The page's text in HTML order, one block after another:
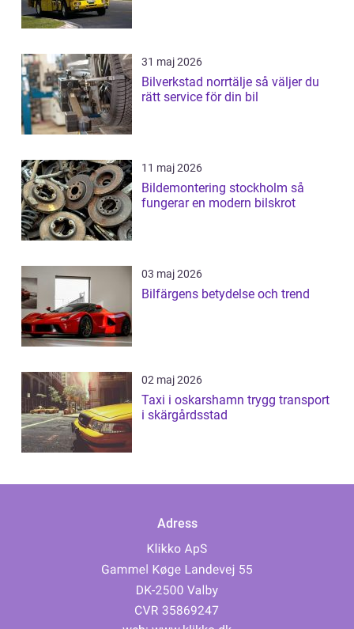
31 maj 2026
Bilverkstad norrtälje så väljer du
rätt service för din bil
11 maj 2026
Bildemontering stockholm så
fungerar en modern bilskrot
03 maj 2026
Bilfärgens betydelse och trend
02 maj 2026
Taxi i oskarshamn trygg transport
i skärgårdsstad
Adress